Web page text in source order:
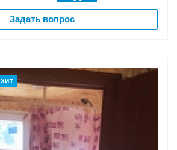
Задать вопрос
ХИТ